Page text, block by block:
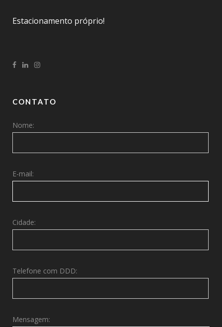
Estacionamento próprio!
CONTATO
Nome:
E-mail:
Cidade:
Telefone com DDD:
Mensagem: